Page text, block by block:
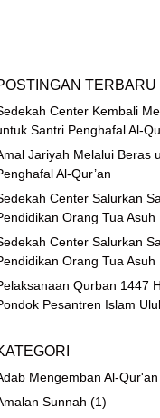
TERBARU
Center Kembali
Santri Penghafal Al-
Jariyah Melalui Beras
Al-Qur’an
Center Salurkan
Orang Tua
Center Salurkan
Orang Tua
Qurban 1447
Pesantren Islam
Mengemban Al-Qur'an
Sunnah (1)